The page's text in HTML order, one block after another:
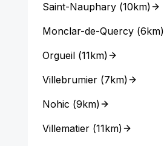
Saint-Nauphary(10km)
Monclar-de-Quercy(6km)
Orgueil(11km)
Villebrumier(7km)
Nohic (9km)
Villematier(11km)